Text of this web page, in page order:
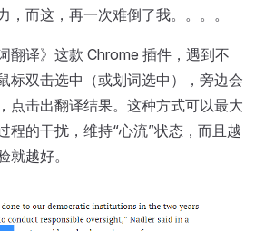
，而这，再一次难倒了我。。。。
翻译》这款 Chrome 插件，遇到不
标双击选中（或划词选中），旁边会
点击出翻译结果。这种方式可以最大
程的干扰，维持“心流”状态，而且越
就越好。